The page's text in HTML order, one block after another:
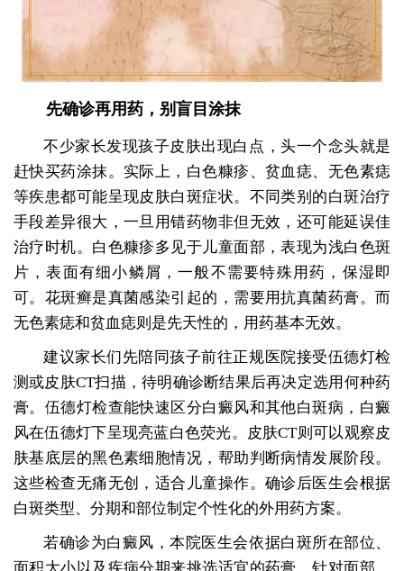
先确诊再用药，别盲目涂抹
不少家长发现孩子皮肤出现白点，头一个念头就是
赶快买药涂抹。实际上，白色糠疹、贫血痣、无色素痣
等疾患都可能呈现皮肤白斑症状。不同类别的白斑治疗
手段差异很大，一旦用错药物非但无效，还可能延误佳
治疗时机。白色糠疹多见于儿童面部，表现为浅白色斑
片，表面有细小鳞屑，一般不需要特殊用药，保湿即
可。花斑癣是真菌感染引起的，需要用抗真菌药膏。而
无色素痣和贫血痣则是先天性的，用药基本无效。
建议家长们先陪同孩子前往正规医院接受伍德灯检
测或皮肤CT扫描，待明确诊断结果后再决定选用何种药
膏。伍德灯检查能快速区分白癜风和其他白斑病，白癜
风在伍德灯下呈现亮蓝白色荧光。皮肤CT则可以观察皮
肤基底层的黑色素细胞情况，帮助判断病情发展阶段。
这些检查无痛无创，适合儿童操作。确诊后医生会根据
白斑类型、分期和部位制定个性化的外用药方案。
若确诊为白癜风，本院医生会依据白斑所在部位、